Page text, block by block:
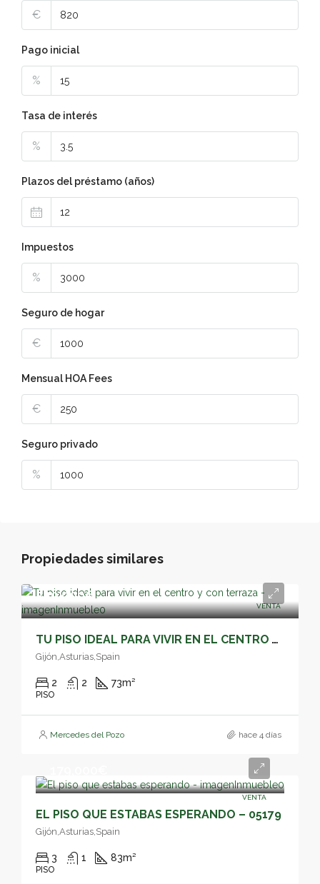
€
Pago inicial
%
Tasa de interés
%
Plazos del préstamo (años)
Impuestos
%
Seguro de hogar
€
Mensual HOA Fees
€
Seguro privado
%
Propiedades similares
VENTA
249,900€
TU PISO IDEAL PARA VIVIR EN EL CENTRO Y CON TERRAZA – 05187
Gijón,Asturias,Spain
2 2 73m²
PISO
Mercedes del Pozo hace 4 días
VENTA
EL PISO QUE ESTABAS ESPERANDO – 05179
Gijón,Asturias,Spain
3 1 83m²
PISO